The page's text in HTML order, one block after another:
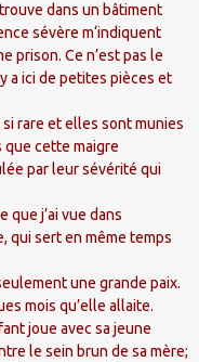
dans un bâtiment
sévère m‘indiquent
prison. Ce n’est pas le
a ici de petites pièces et
rare et elles sont munies
cette maigre
par leur sévérité qui
que j’ai vue dans
qui sert en même temps
une grande paix.
mois qu’elle allaite.
joue avec sa jeune
le sein brun de sa mère;